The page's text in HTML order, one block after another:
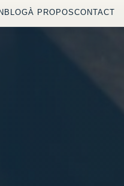
BLOGÀ PROPOSCONTACT